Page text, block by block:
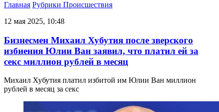
Главная Рубрики Происшествия
12 мая 2025, 10:48
Бизнесмен Михаил Хубутия после зверского
избиения Юлии Ван заявил, что платил ей за
секс миллион рублей в месяц
Михаил Хубутия платил избитой им Юлии Ван миллион
рублей в месяц за секс